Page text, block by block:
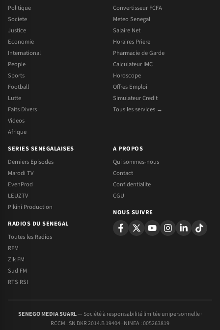
Politique
Societe
Justice
Economie
International
People
Sports
Football
Lutte
Faits Divers
Videos
Afrique
Convertisseur FCFA
Meteo Senegal
Salaire Net
Horaires Priere
Pharmacie de Garde
Calculateur IMC
Horoscope
Offres Emploi
Simulateur Credit
Tous les services →
SERIES SENEGALAISES
Derniers Episodes
Marodi TV
EvenProd
LEUZTV
Pikini Production
RADIOS DU SENEGAL
Toutes les Radios
RFM
Zik FM
Sud FM
RTS RSI
A PROPOS
Qui sommes-nous
Contact
Confidentialite
CGU
NOUS SUIVRE
SENEGO MEDIA SUARL— Société à responsabilité limitée unipersonnelle ·
RCCM : SN DKR 2014.B 19404 · NINEA : 005263819